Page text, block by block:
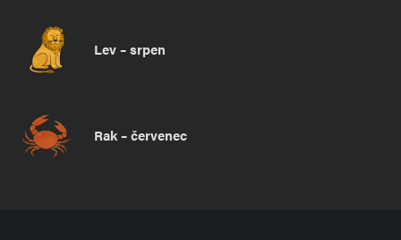
Lev – srpen
Rak – červenec